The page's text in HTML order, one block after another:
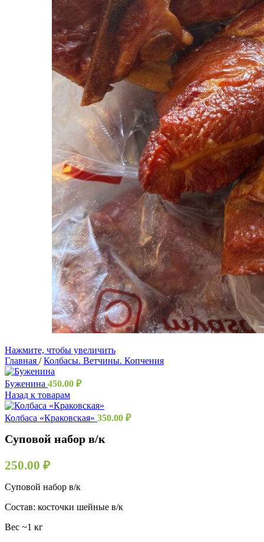
Нажмите, чтобы увеличить
Главная / Колбасы. Ветчины. Копчения
Буженина 450.00 ₽
Назад к товарам
Колбаса «Краковская» 350.00 ₽
Суповой набор в/к
250.00 ₽
Суповой набор в/к
Состав: косточки шейные в/к
Вес ~1 кг